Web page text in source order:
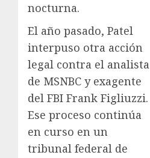
nocturna.
El año pasado, Patel
interpuso otra acción
legal contra el analista
de MSNBC y exagente
del FBI Frank Figliuzzi.
Ese proceso continúa
en curso en un
tribunal federal de